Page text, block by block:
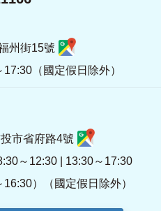
州街15號
（國定假日除外）
市省府路4號
～12:30 | 13:30～17:30
16:30）（國定假日除外）